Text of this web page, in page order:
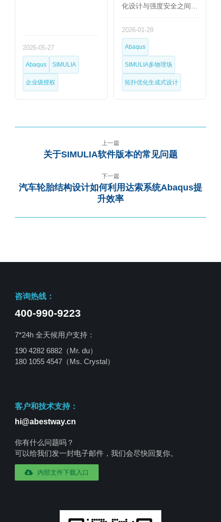
2026-05-27
Abaqus SIMULIA
企业级授权
化设计与强度安全之间
2026-01-28
Abaqus
SIMULIA多物理场
拓扑优化生成式设计
上一篇
关于SIMULIA软件版本的常见问题
下一篇
汽车轮胎结构设计如何利用达索系统Abaqus提
升效率
咨询热线：
400-990-9223
7*24h 全天候用户支持：
190 4282 6882（Mr. du）
180 1055 4547 （Ms. Crystal）
客户和技术支持：
hi@abestway.cn
你有什么问题吗？
可以给我们发一封电子邮件，我们会尽快回复你。
内部文件下载入口